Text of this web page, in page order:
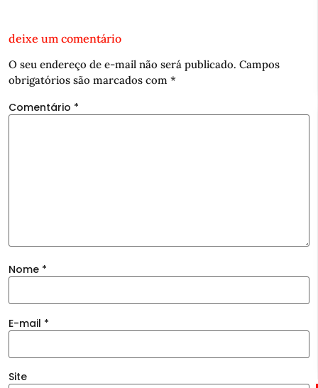
deixe um comentário
O seu endereço de e-mail não será publicado. Campos
obrigatórios são marcados com *
Comentário *
Nome *
E-mail *
Site